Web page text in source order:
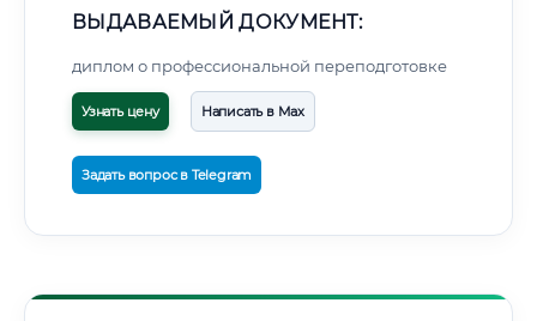
ВЫДАВАЕМЫЙ ДОКУМЕНТ:
диплом о профессиональной переподготовке
Узнать цену Написать в Max
Задать вопрос в Telegram